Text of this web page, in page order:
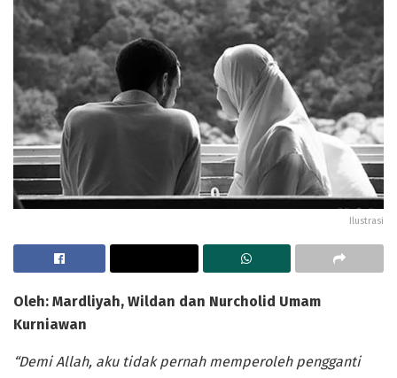
Ilustrasi
Oleh: Mardliyah, Wildan dan Nurcholid Umam
Kurniawan
“Demi Allah, aku tidak pernah memperoleh pengganti